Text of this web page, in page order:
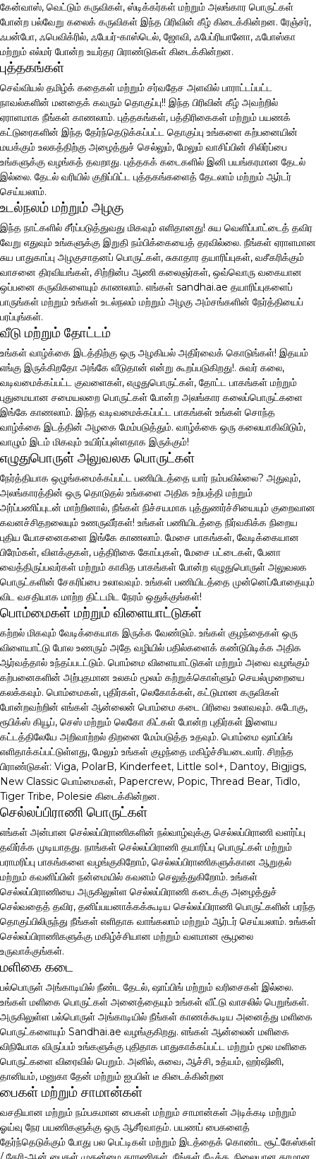
கேன்வாஸ், வெட்டும் கருவிகள், ஸ்டிக்கர்கள் மற்றும் அலங்கார பொருட்கள்
போன்ற பல்வேறு கலைக் கருவிகள் இந்த பிரிவின் கீழ் கிடைக்கின்றன. ரேஞ்சர்,
ஃபன்போ, ஃபெவிக்ரில், ஃபேபர்-காஸ்டெல், ஜோவி, ஃபேப்ரியானோ, ஃபோஸ்கா
மற்றும் எல்மர் போன்ற உயர்தர பிராண்டுகள் கிடைக்கின்றன.
புத்தகங்கள்
செவ்வியல் தமிழ்க் கதைகள் மற்றும் சர்வதேச அளவில் பாராட்டப்பட்ட
நாவல்களின் மனதைக் கவரும் தொகுப்பு!! இந்த பிரிவின் கீழ் அவற்றில்
ஏராளமாக நீங்கள் காணலாம். புத்தகங்கள், பத்திரிகைகள் மற்றும் பயணக்
கட்டுரைகளின் இந்த தேர்ந்தெடுக்கப்பட்ட தொகுப்பு உங்களை கற்பனையின்
மயக்கும் உலகத்திற்கு அழைத்துச் செல்லும், மேலும் வாசிப்பின் சிலிர்ப்பை
உங்களுக்கு வழங்கத் தவறாது. புத்தகக் கடைகளில் இனி பயங்கரமான தேடல்
இல்லை. தேடல் வரியில் குறிப்பிட்ட புத்தகங்களைத் தேடலாம் மற்றும் ஆர்டர்
செய்யலாம்.
உடல்நலம் மற்றும் அழகு
இந்த நாட்களில் சீர்ப்படுத்துவது மிகவும் எளிதானது! சுய வெளிப்பாட்டைத் தவிர
வேறு எதுவும் உங்களுக்கு இறுதி நம்பிக்கையைத் தரவில்லை. நீங்கள் ஏராளமான
சுய பாதுகாப்பு அழகுசாதனப் பொருட்கள், சுகாதார தயாரிப்புகள், வசீகரிக்கும்
வாசனை திரவியங்கள், சிற்றின்ப ஆணி கலைஞர்கள், ஒவ்வொரு வகையான
ஒப்பனை கருவிகளையும் காணலாம். எங்கள் sandhai.ae தயாரிப்புகளைப்
பாருங்கள் மற்றும் உங்கள் உடல்நலம் மற்றும் அழகு அம்சங்களின் நேர்த்தியைப்
பரப்புங்கள்.
வீடு மற்றும் தோட்டம்
உங்கள் வாழ்க்கை இடத்திற்கு ஒரு அழகியல் அதிர்வைக் கொடுங்கள்! இதயம்
எங்கு இருக்கிறதோ அங்கே வீடுதான் என்று கூறப்படுகிறது!. சுவர் கலை,
வடிவமைக்கப்பட்ட குவளைகள், எழுதுபொருட்கள், தோட்ட பாகங்கள் மற்றும்
புதுமையான சமையலறை பொருட்கள் போன்ற அலங்கார கலைப்பொருட்களை
இங்கே காணலாம். இந்த வடிவமைக்கப்பட்ட பாகங்கள் உங்கள் சொந்த
வாழ்க்கை இடத்தின் அழகை மேம்படுத்தும். வாழ்க்கை ஒரு கலையாகிவிடும்,
வாழும் இடம் மிகவும் உயிர்ப்புள்ளதாக இருக்கும்!
எழுதுபொருள் அலுவலக பொருட்கள்
நேர்த்தியாக ஒழுங்கமைக்கப்பட்ட பணியிடத்தை யார் நம்பவில்லை? அதுவும்,
அலங்காரத்தின் ஒரு தொடுதல் உங்களை அதிக உற்பத்தி மற்றும்
அர்ப்பணிப்புடன் மாற்றினால், நீங்கள் நிச்சயமாக புத்துணர்ச்சியையும் குறைவான
கவனச்சிதறலையும் உணருவீர்கள்! உங்கள் பணியிடத்தை நிர்வகிக்க நிறைய
புதிய யோசனைகளை இங்கே காணலாம். மேசை பாகங்கள், வேடிக்கையான
பிரேம்கள், விளக்குகள், பத்திரிகை கோப்புகள், மேசை பட்டைகள், பேனா
வைத்திருப்பவர்கள் மற்றும் காகித பாகங்கள் போன்ற எழுதுபொருள் அலுவலக
பொருட்களின் சேகரிப்பை உலாவவும். உங்கள் பணியிடத்தை முன்னெப்போதையும்
விட வசதியாக மாற்ற திட்டமிட நேரம் ஒதுக்குங்கள்!
பொம்மைகள் மற்றும் விளையாட்டுகள்
கற்றல் மிகவும் வேடிக்கையாக இருக்க வேண்டும். உங்கள் குழந்தைகள் ஒரு
விளையாட்டு போல உணரும் அதே வழியில் பதில்களைக் கண்டுபிடிக்க அதிக
ஆர்வத்தால் உந்தப்படட்டும். பொம்மை விளையாட்டுகள் மற்றும் அவை வழங்கும்
கற்பனைகளின் அற்புதமான உலகம் மூலம் கற்றுக்கொள்ளும் செயல்முறையை
கலக்கவும். பொம்மைகள், புதிர்கள், லெகோக்கள், கட்டுமான கருவிகள்
போன்றவற்றின் எங்கள் ஆன்லைன் பொம்மை கடை பிரிவை உலாவவும். சுடோகு,
ரூபிக்ஸ் கியூப், செஸ் மற்றும் லெகோ கிட்கள் போன்ற புதிர்கள் இளைய
கட்டத்திலேயே அறிவாற்றல் திறனை மேம்படுத்த உதவும். பொம்மை ஷாப்பிங்
எளிதாக்கப்பட்டுள்ளது, மேலும் உங்கள் குழந்தை மகிழ்ச்சியடைவார். சிறந்த
பிராண்டுகள்: Viga, PolarB, Kinderfeet, Little sol+, Dantoy, Bigjigs,
New Classic பொம்மைகள், Papercrew, Popic, Thread Bear, Tidlo,
Tiger Tribe, Polesie கிடைக்கின்றன.
செல்லப்பிராணி பொருட்கள்
எங்கள் அன்பான செல்லப்பிராணிகளின் நல்வாழ்வுக்கு செல்லப்பிராணி வளர்ப்பு
தவிர்க்க முடியாதது. நாங்கள் செல்லப்பிராணி தயாரிப்பு பொருட்கள் மற்றும்
பராமரிப்பு பாகங்களை வழங்குகிறோம், செல்லப்பிராணிகளுக்கான ஆறுதல்
மற்றும் கவனிப்பின் நன்மையில் கவனம் செலுத்துகிறோம். உங்கள்
செல்லப்பிராணியை அருகிலுள்ள செல்லப்பிராணி கடைக்கு அழைத்துச்
செல்வதைத் தவிர, தனிப்பயனாக்கக்கூடிய செல்லப்பிராணி பொருட்களின் பரந்த
தொகுப்பிலிருந்து நீங்கள் எளிதாக வாங்கலாம் மற்றும் ஆர்டர் செய்யலாம். உங்கள்
செல்லப்பிராணிகளுக்கு மகிழ்ச்சியான மற்றும் வளமான சூழலை
உருவாக்குங்கள்.
மளிகை கடை
பல்பொருள் அங்காடியில் நீண்ட தேடல், ஷாப்பிங் மற்றும் வரிசைகள் இல்லை.
உங்கள் மளிகை பொருட்கள் அனைத்தையும் உங்கள் வீட்டு வாசலில் பெறுங்கள்.
அருகிலுள்ள பல்பொருள் அங்காடியில் நீங்கள் காணக்கூடிய அனைத்து மளிகை
பொருட்களையும் Sandhai.ae வழங்குகிறது. எங்கள் ஆன்லைன் மளிகை
விநியோக விருப்பம் உங்களுக்கு புதிதாக பாதுகாக்கப்பட்ட மற்றும் மூல மளிகை
பொருட்களை விரைவில் பெறும். அனில், சுவை, ஆச்சி, உத்யம், ஹர்ஷினி,
தானியம், மனுகா தேன் மற்றும் ஐபபிள் டீ கிடைக்கின்றன
பைகள் மற்றும் சாமான்கள்
வசதியான மற்றும் நம்பகமான பைகள் மற்றும் சாமான்கள் அடிக்கடி மற்றும்
ஓய்வு நேர பயணிகளுக்கு ஒரு ஆசீர்வாதம். பயணப் பைகளைத்
தேர்ந்தெடுக்கும் போது பல பெட்டிகள் மற்றும் இடத்தைக் கொண்ட சூட்கேஸ்கள்